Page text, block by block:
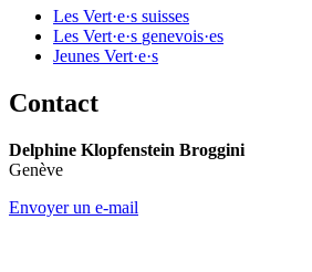
Les Vert·e·s suisses
Les Vert·e·s genevois·es
Jeunes Vert·e·s
Contact
Delphine Klopfenstein Broggini
Genève
Envoyer un e-mail